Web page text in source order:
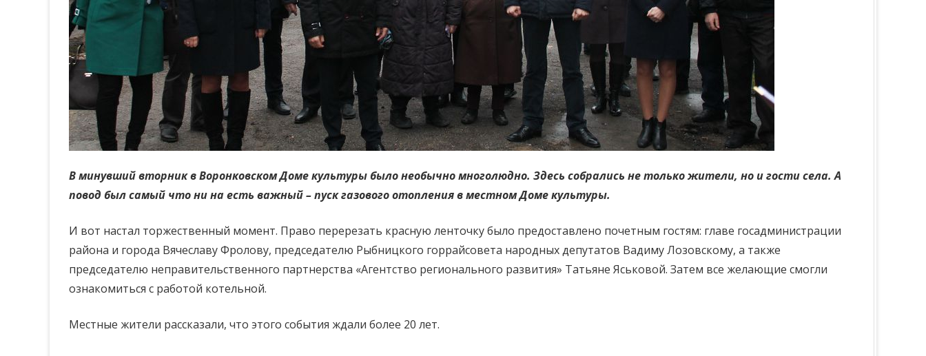
В минувший вторник в Воронковском Доме культуры было необычно многолюдно. Здесь собрались не только жители, но и гости села. А
повод был самый что ни на есть важный – пуск газового отопления в местном Доме культуры.
И вот настал торжественный момент. Право перерезать красную ленточку было предоставлено почетным гостям: главе госадминистрации
района и города Вячеславу Фролову, председателю Рыбницкого горрайсовета народных депутатов Вадиму Лозовскому, а также
председателю неправительственного партнерства «Агентство регионального развития» Татьяне Яськовой. Затем все желающие смогли
ознакомиться с работой котельной.
Местные жители рассказали, что этого события ждали более 20 лет.